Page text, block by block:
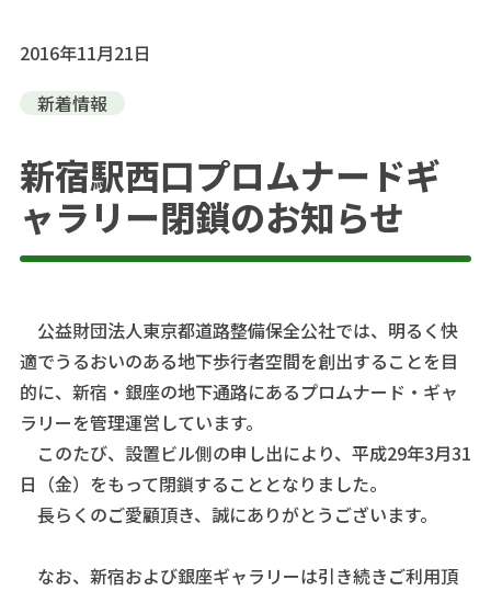
2016年11月21日
新着情報
新宿駅西口プロムナードギ
ャラリー閉鎖のお知らせ
公益財団法人東京都道路整備保全公社では、明るく快
適でうるおいのある地下歩行者空間を創出することを目
的に、新宿・銀座の地下通路にあるプロムナード・ギャ
ラリーを管理運営しています。
このたび、設置ビル側の申し出により、平成29年3月31
日（金）をもって閉鎖することとなりました。
長らくのご愛顧頂き、誠にありがとうございます。
なお、新宿および銀座ギャラリーは引き続きご利用頂